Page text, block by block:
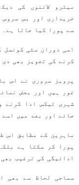
میٹرو لائنوں کی
خریداری اور بس
سے پورا کیا جاتا ہے۔
اسی دوران سٹی کونسل
کرنے کی تجویز بھی دی
پرویز سروری نے اس
غور ہیں اور بعض
شہری ٹیکس ادا کرنے
جائے اور بعد میں
ماہرین کے مطابق اس
پورا کر سکتا ہے
ادائیگی کی ترغیب
سماجی لحاظ سے بھی